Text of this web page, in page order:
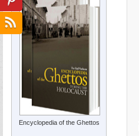
Encyclopedia of the Ghettos